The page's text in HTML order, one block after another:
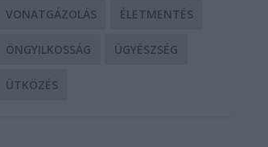
VONATGÁZOLÁS ÉLETMENTÉS
ÖNGYILKOSSÁG ÜGYÉSZSÉG
ÜTKÖZÉS